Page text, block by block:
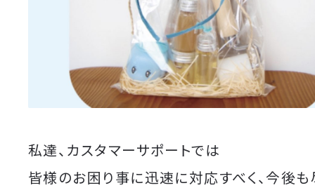
私達、カスタマーサポートでは
皆様のお困り事に迅速に対応すべく、今後も